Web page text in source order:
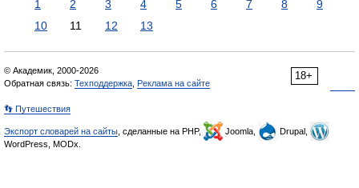
1 2 3 4 5 6 7 8
9
10
11 12 13
18+
© Академик, 2000-2026
Обратная связь: Техподдержка Реклама на сайте
👣 Путешествия
Экспорт словарей на сайты , сделанные на PHP, Joomla,
Drupal,
WordPress, MODx.